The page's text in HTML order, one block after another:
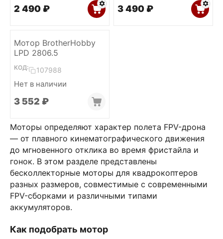
Моторы определяют характер полета FPV-дрона
— от плавного кинематографического движения
до мгновенного отклика во время фристайла и
гонок. В этом разделе представлены
бесколлекторные моторы для квадрокоптеров
разных размеров, совместимые с современными
FPV-сборками и различными типами
аккумуляторов.
Как подобрать мотор
2 490 ₽ 3 490 ₽
Мотор BrotherHobby
LPD 2806.5
КОД: 107988
Нет в наличии
3 552 ₽